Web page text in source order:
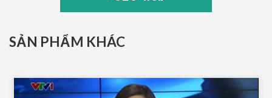
SẢN PHẨM KHÁC